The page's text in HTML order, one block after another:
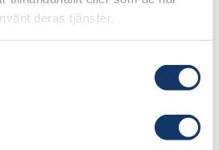
deras tjänster.